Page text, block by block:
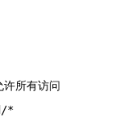
许所有访问
*